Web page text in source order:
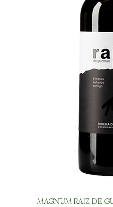
MAGNUM RAIZ DE